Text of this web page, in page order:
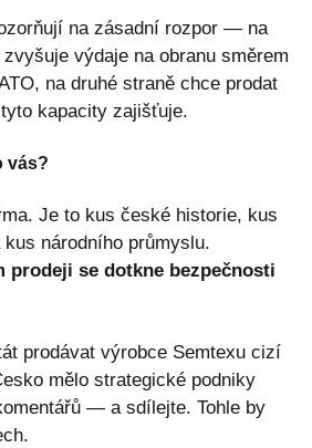
na zásadní rozpor — na
výdaje na obranu směrem
na druhé straně chce prodat
kapacity zajišťuje.
vás?
Je to kus české historie, kus
národního průmyslu.
prodeji se dotkne bezpečnosti
prodávat výrobce Semtexu cizí
mělo strategické podniky
— a sdílejte. Tohle by